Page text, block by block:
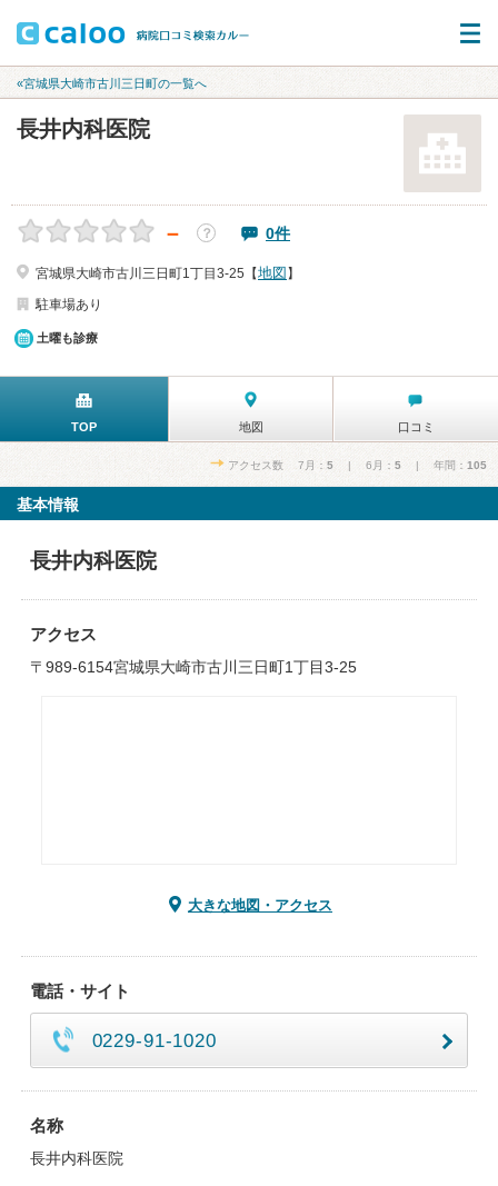
«宮城県大崎市古川三日町の一覧へ
長井内科医院
－ ？ 0件
宮城県大崎市古川三日町1丁目3-25【地図 】
駐車場あり
土曜も診療
TOP 地図 口コミ
アクセス数 7月： 5 | 6月： 5 | 年間： 105
基本情報
長井内科医院
アクセス
〒989-6154宮城県大崎市古川三日町1丁目3-25
大きな地図・アクセス
電話・サイト
0229-91-1020
名称
長井内科医院